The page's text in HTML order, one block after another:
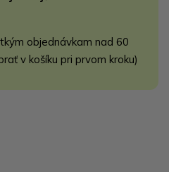
objednávkam nad 60
v košíku pri prvom kroku)